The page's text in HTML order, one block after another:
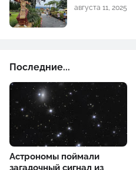
августа 11, 2025
Последние...
Астрономы поймали
загадочный сигнал из